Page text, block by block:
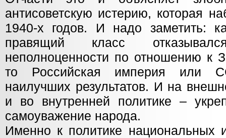
антисоветскую истерию, которая
1940-х годов. И надо заметить:
правящий класс
неполноценности по отношению к
то Российская империя или
наилучших результатов. И на
и во внутренней политике –
самоуважение народа.
Именно к политике национальных